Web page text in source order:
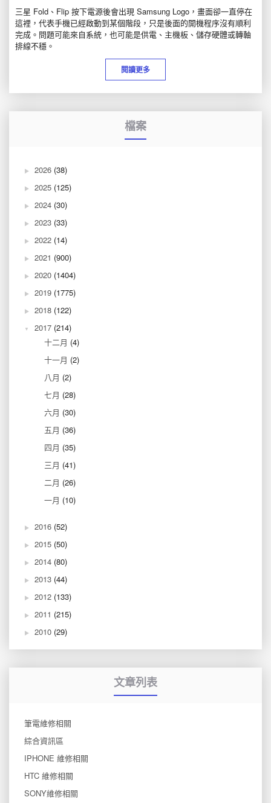
三星 Fold、Flip 按下電源後會出現 Samsung Logo，畫面卻一直停在
這裡，代表手機已經啟動到某個階段，只是後面的開機程序沒有順利
完成。問題可能來自系統，也可能是供電、主機板、儲存硬體或轉軸
排線不穩。
閱讀更多
檔案
2026 (38)
2025 (125)
2024 (30)
2023 (33)
2022 (14)
2021 (900)
2020 (1404)
2019 (1775)
2018 (122)
2017 (214)
十二月 (4)
十一月 (2)
八月 (2)
七月 (28)
六月 (30)
五月 (36)
四月 (35)
三月 (41)
二月 (26)
一月 (10)
2016 (52)
2015 (50)
2014 (80)
2013 (44)
2012 (133)
2011 (215)
2010 (29)
文章列表
筆電維修相關
綜合資訊區
IPHONE 維修相關
HTC 維修相關
SONY維修相關